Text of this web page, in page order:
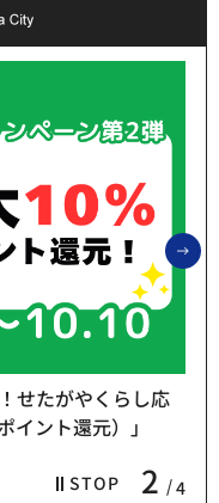
STOP 2 4
せたがやくらし応
ント還元）」